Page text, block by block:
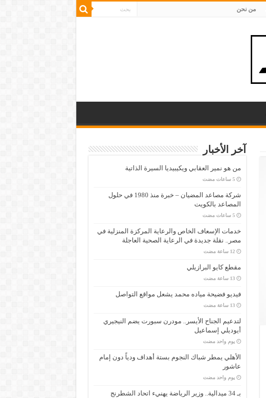
من نحن
آخر الأخبار
من هو نمير العقابي ويكيبيديا السيرة الذاتية
‏5 ساعات مضت
شركة مصاعد المضيان – خبرة منذ 1980 في حلول
المصاعد بالكويت
‏5 ساعات مضت
خدمات الإسعاف الخاص والرعاية المركزة المنزلية في
مصر.. نقلة جديدة في الرعاية الصحية العاجلة
‏12 ساعة مضت
مقطع كايو البرازيلي
‏13 ساعة مضت
فيديو فضيحة مياده محمد يشعل مواقع التواصل
‏13 ساعة مضت
لتدعيم الجناح الأيسر.. مودرن سبورت يضم النيجيري
أيوديلي إسماعيل
‏يوم واحد مضت
الأهلي يمطر شباك النجوم بستة أهداف ودياً دون إمام
عاشور
‏يوم واحد مضت
بـ 34 ميدالية.. وزير الرياضة يهنيء اتحاد الشطرنج